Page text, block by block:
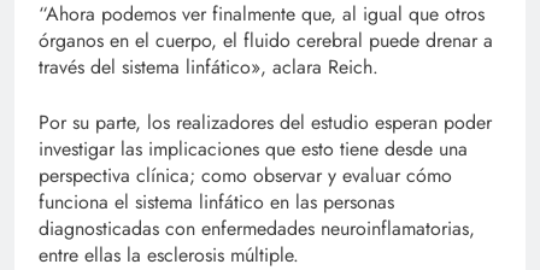
“Ahora podemos ver finalmente que, al igual que otros
órganos en el cuerpo, el fluido cerebral puede drenar a
través del sistema linfático», aclara Reich.
Por su parte, los realizadores del estudio esperan poder
investigar las implicaciones que esto tiene desde una
perspectiva clínica; como observar y evaluar cómo
funciona el sistema linfático en las personas
diagnosticadas con enfermedades neuroinflamatorias,
entre ellas la esclerosis múltiple.